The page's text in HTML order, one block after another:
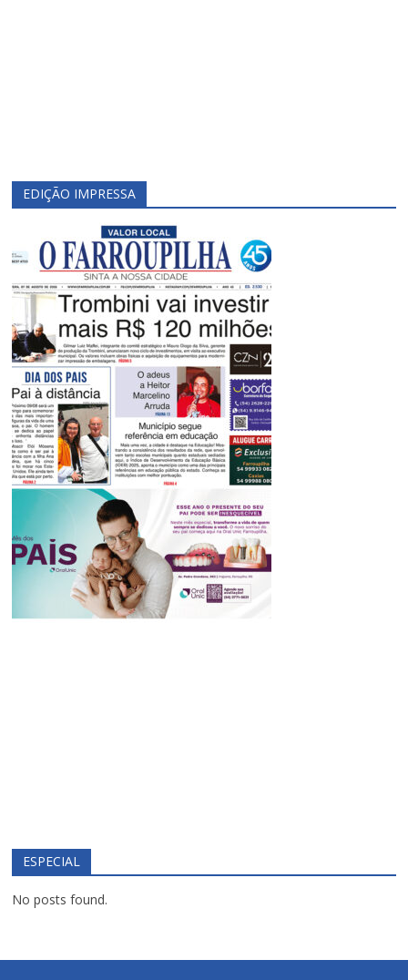
EDIÇÃO IMPRESSA
ESPECIAL
No posts found.